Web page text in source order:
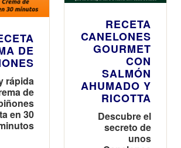
DE
rápida
de
en 30
RECETA
CANELONES
GOURMET
CON
SALMÓN
AHUMADO Y
RICOTTA
Descubre el
secreto de
unos